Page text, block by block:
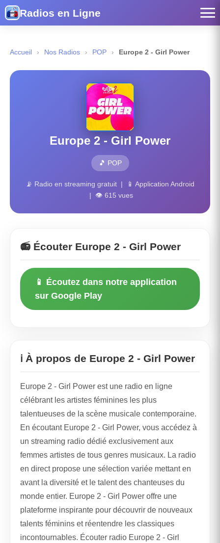
Radios en Ligne
Accueil › Nos Radios › POP › Europe 2 - Girl Power
Europe 2 - Girl Power
🎵 POP
📡 Radio en streaming gratuit | 📱 Application Android
| 👁 615 vues
📻 Écouter Europe 2 - Girl Power
📱 Écoutez dans notre application
sur Google Play
ℹ️ À propos de Europe 2 - Girl Power
Europe 2 - Girl Power est une radio en ligne
célébrant les artistes féminines les plus
talentueuses de la scène musicale contemporaine.
En écoutant Europe 2 - Girl Power, vous accédez à
un streaming radio dédié exclusivement aux
femmes artistes de tous genres musicaux. La radio
en direct propose une sélection variée mettant en
avant la diversité et le talent des chanteuses du
monde entier. Europe 2 - Girl Power offre une
plateforme inspirante pour découvrir de nouveaux
talents féminins et réentendre les classiques
incontournables. Écouter radio Europe 2 - Girl